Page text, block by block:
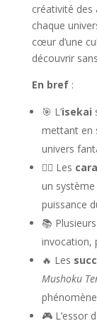
créativité des
chaque
cœur d’une
découvrir
En bref:
🎯 L’isekai
mettant en
univers
🧙‍♂️ Les
un
puissance
📚
invocation,
🔥 Les
Mushoku
🎮 L’essor